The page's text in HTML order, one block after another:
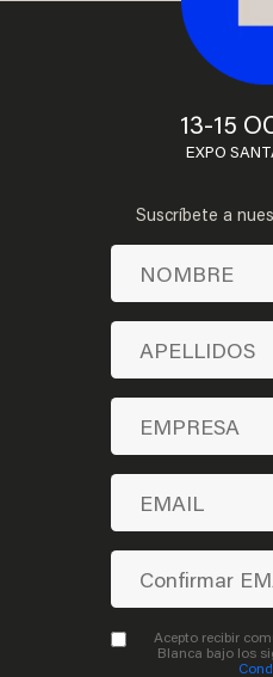
13-15
EXPO
Suscríbete a
Acepto recibir
Blanca bajo los